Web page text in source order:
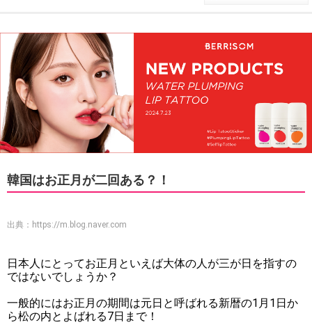
韓国はお正月が二回ある？！
出典： https://m.blog.naver.com
日本人にとってお正月といえば大体の人が三が日を指すの
ではないでしょうか？
一般的にはお正月の期間は元日と呼ばれる新暦の1月1日か
ら松の内とよばれる7日まで！